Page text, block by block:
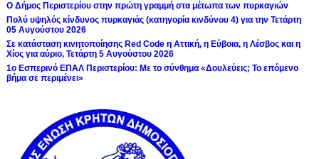
Ο Δήμος Περιστερίου στην πρώτη γραμμή στα μέτωπα των πυρκαγιών
Πολύ υψηλός κίνδυνος πυρκαγιάς (κατηγορία κινδύνου 4) για την Τετάρτη
05 Αυγούστου 2026
Σε κατάσταση κινητοποίησης Red Code η Αττική, η Εύβοια, η Λέσβος και η
Χίος για αύριο, Τετάρτη 5 Αυγούστου 2026
1ο Εσπερινό ΕΠΑΛ Περιστερίου: Με το σύνθημα «Δουλεύεις; Το επόμενο
βήμα σε περιμένει»